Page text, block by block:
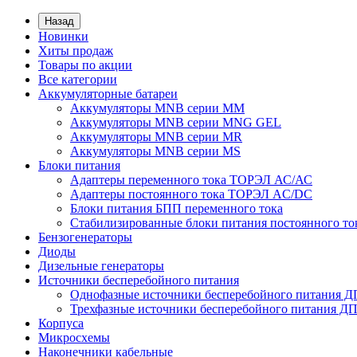
Назад
Новинки
Хиты продаж
Товары по акции
Все категории
Аккумуляторные батареи
Аккумуляторы MNB серии MM
Аккумуляторы MNB серии MNG GEL
Аккумуляторы MNB серии MR
Аккумуляторы MNB серии MS
Блоки питания
Адаптеры переменного тока ТОРЭЛ АС/АС
Адаптеры постоянного тока ТОРЭЛ AC/DC
Блоки питания БПП переменного тока
Стабилизированные блоки питания постоянного
Бензогенераторы
Диоды
Дизельные генераторы
Источники бесперебойного питания
Однофазные источники бесперебойного питания
Трехфазные источники бесперебойного питания
Корпуса
Микросхемы
Наконечники кабельные